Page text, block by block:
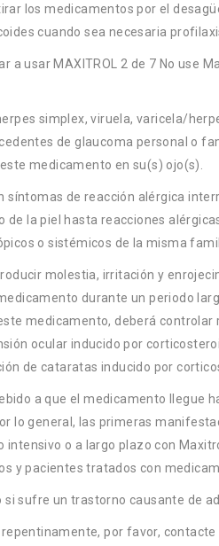
los medicamentos por el
cuando sea necesaria
a usar MAXITROL 2 de 7 No use
simplex, viruela, varicela/
de glaucoma personal o
medicamento en su(s) ojo(s).
síntomas de reacción alérgica
la piel hasta reacciones
o sistémicos de la misma
molestia, irritación y
durante un periodo
medicamento, deberá
ocular inducido por
de cataratas inducido por
a que el medicamento llegue
lo general, las primeras
o a largo plazo con
y pacientes tratados con
sufre un trastorno causante de
por favor,